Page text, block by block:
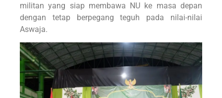
militan yang siap membawa NU ke masa depan
dengan tetap berpegang teguh pada nilai-nilai
Aswaja.